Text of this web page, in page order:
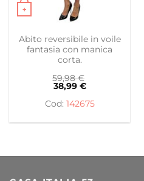
+
Questo prodotto ha più
Abito reversibile in voile
fantasia con manica
corta.
59,98€
38,99 €
142675